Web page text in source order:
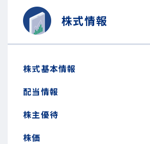
株式情報
株式基本情報
配当情報
株主優待
株価